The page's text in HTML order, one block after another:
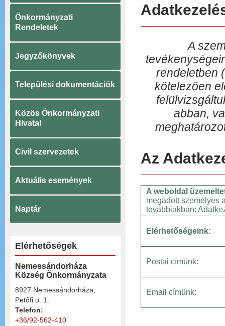
Önkormányzati
Rendeletek
Jegyzőkönyvek
Települési dokumentációk
Közös Önkormányzati
Hivatal
Civil szervezetek
Aktuális események
Naptár
Elérhetőségek
Nemessándorháza
Község Önkormányzata
8927 Nemessándorháza,
Petőfi u. 1.
Telefon:
+36/92-562-410
A
rendeletben
kötelezően
abban,
Az
A weboldal
megadott személyes
továbbiakban:
Elérhetőségeink:
Postai címünk:
Email címünk: